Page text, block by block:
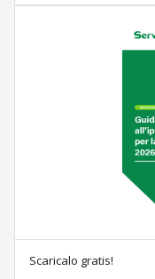
Scaricalo gratis!